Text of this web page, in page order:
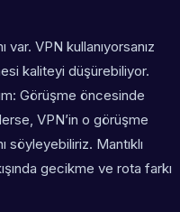
var. VPN kullanıyorsanız
kaliteyi düşürebiliyor.
Görüşme öncesinde
VPN’in o görüşme
söyleyebiliriz. Mantıklı
gecikme ve rota farkı